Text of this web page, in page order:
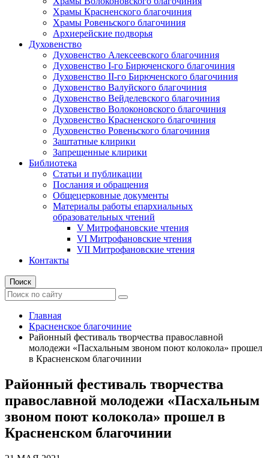
Храмы Красненского благочиния
Храмы Ровеньского благочиния
Архиерейские подворья
Духовенство
Духовенство Алексеевского благочиния
Духовенство I-го Бирюченского благочиния
Духовенство II-го Бирюченского благочиния
Духовенство Валуйского благочиния
Духовенство Вейделевского благочиния
Духовенство Волоконовского благочиния
Духовенство Красненского благочиния
Духовенство Ровеньского благочиния
Заштатные клирики
Запрещенные клирики
Библиотека
Статьи и публикации
Послания и обращения
Общецерковные документы
Материалы работы епархиальных
образовательных чтений
V Митрофановские чтения
VI Митрофановские чтения
VII Митрофановские чтения
Контакты
Поиск
Главная
Красненское благочиние
Районный фестиваль творчества православной
молодежи «Пасхальным звоном поют колокола» прошел
в Красненском благочинии
Районный фестиваль творчества
православной молодежи «Пасхальным
звоном поют колокола» прошел в
Красненском благочинии